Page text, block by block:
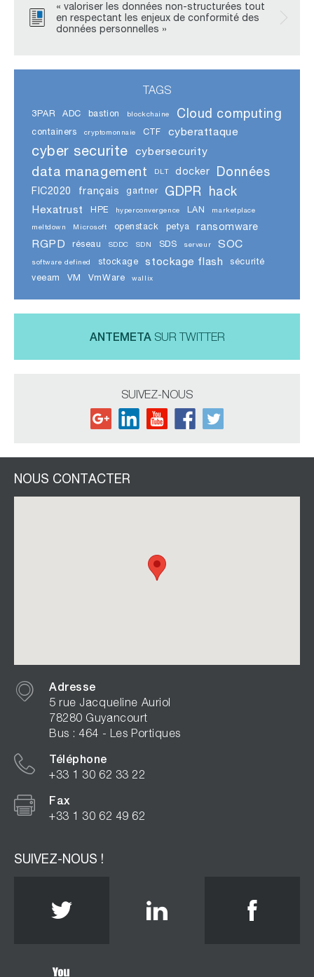
« valoriser les données non-structurées tout
en respectant les enjeux de conformité des
données personnelles »
TAGS
3PAR ADC bastion blockchaine Cloud computing
containers cryptomonnaie CTF cyberattaque
cyber securite cybersecurity
data management DLT docker Données
FIC2020 français gartner GDPR hack
Hexatrust HPE hyperconvergence LAN marketplace
meltdown Microsoft openstack petya ransomware
RGPD réseau SDDC SDN SDS serveur SOC
software defined stockage stockage flash
sécurité
veeam
VM VmWare wallix
ANTEMETASUR TWITTER
SUIVEZ-NOUS
NOUS CONTACTER
Adresse
5 rue Jacqueline Auriol
78280 Guyancourt
Bus : 464 - Les Portiques
Téléphone
+33 1 30 62 33 22
Fax
+33 1 30 62 49 62
SUIVEZ-NOUS !
Twitter Linkedin